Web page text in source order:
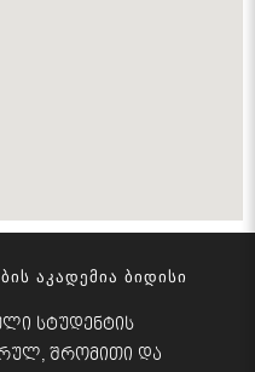
Აკადემია Ბიდისი
სტუდენტის
შრომითი და